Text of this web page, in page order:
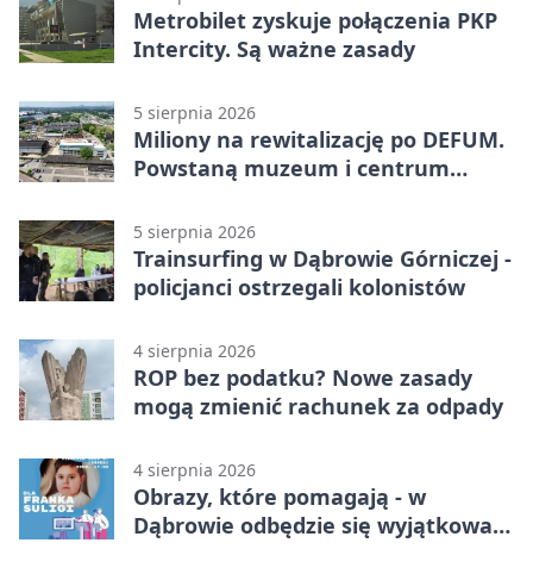
Metrobilet zyskuje połączenia PKP
Intercity. Są ważne zasady
5 sierpnia 2026
Miliony na rewitalizację po DEFUM.
Powstaną muzeum i centrum
5 sierpnia 2026
Trainsurfing w Dąbrowie Górniczej -
policjanci ostrzegali kolonistów
4 sierpnia 2026
ROP bez podatku? Nowe zasady
mogą zmienić rachunek za odpady
4 sierpnia 2026
Obrazy, które pomagają - w
Dąbrowie odbędzie się wyjątkowa